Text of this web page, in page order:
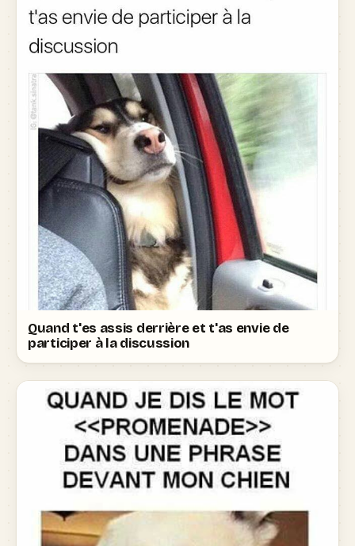
Quand t'es assis derrière et t'as envie de
participer à la discussion